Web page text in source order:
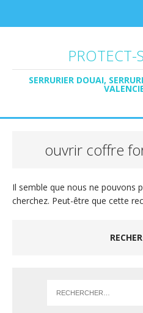
PROTECT-
SERRURIER DOUAI,
ouvrir coffre
Il semble que nous ne pouvons
cherchez. Peut-être que cette